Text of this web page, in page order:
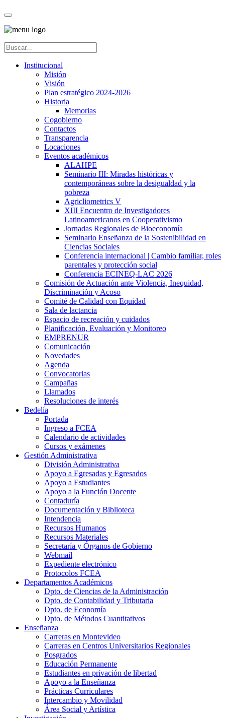
Institucional
Misión
Visión
Plan estratégico 2024-2026
Historia
Memorias
Cogobierno
Contactos
Transparencia
Locaciones
Eventos académicos
ALAHPE
Seminario III: Miradas históricas y
contemporáneas sobre la desigualdad y la
pobreza
Agricliometrics V
XIII Encuentro de Investigadores
Latinoamericanos en Cooperativismo
Jornadas Regionales de Bioeconomía
Seminario Enseñanza de la Sostenibilidad en
Ciencias Sociales
Conferencia internacional | Cambio familiar, roles
parentales y protección social
Conferencia ECINEQ-LAC 2026
Comisión de Actuación ante Violencia, Inequidad,
Discriminación y Acoso
Comité de Calidad con Equidad
Sala de lactancia
Espacio de recreación y cuidados
Planificación, Evaluación y Monitoreo
EMPRENUR
Comunicación
Novedades
Agenda
Convocatorias
Campañas
Llamados
Resoluciones de interés
Bedelía
Portada
Ingreso a FCEA
Calendario de actividades
Cursos y exámenes
Gestión Administrativa
División Administrativa
Apoyo a Egresadas y Egresados
Apoyo a Estudiantes
Apoyo a la Función Docente
Contaduría
Documentación y Biblioteca
Intendencia
Recursos Humanos
Recursos Materiales
Secretaría y Órganos de Gobierno
Webmail
Expediente electrónico
Protocolos FCEA
Departamentos Académicos
Dpto. de Ciencias de la Administración
Dpto. de Contabilidad y Tributaria
Dpto. de Economía
Dpto. de Métodos Cuantitativos
Enseñanza
Carreras en Montevideo
Carreras en Centros Universitarios Regionales
Posgrados
Educación Permanente
Estudiantes en privación de libertad
Apoyo a la Enseñanza
Prácticas Curriculares
Intercambio y Movilidad
Área Social y Artística